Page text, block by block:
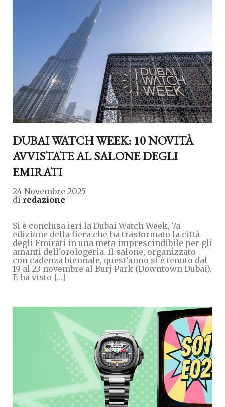
DUBAI WATCH WEEK: 10 NOVITÀ
AVVISTATE AL SALONE DEGLI
EMIRATI
24 Novembre 2025
di redazione
Si è conclusa ieri la Dubai Watch Week, 7a
edizione della fiera che ha trasformato la città
degli Emirati in una meta imprescindibile per gli
amanti dell’orologeria. Il salone, organizzato
con cadenza biennale, quest’anno si è tenuto dal
19 al 23 novembre al Burj Park (Downtown Dubai).
E ha visto […]